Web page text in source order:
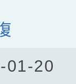
01-20